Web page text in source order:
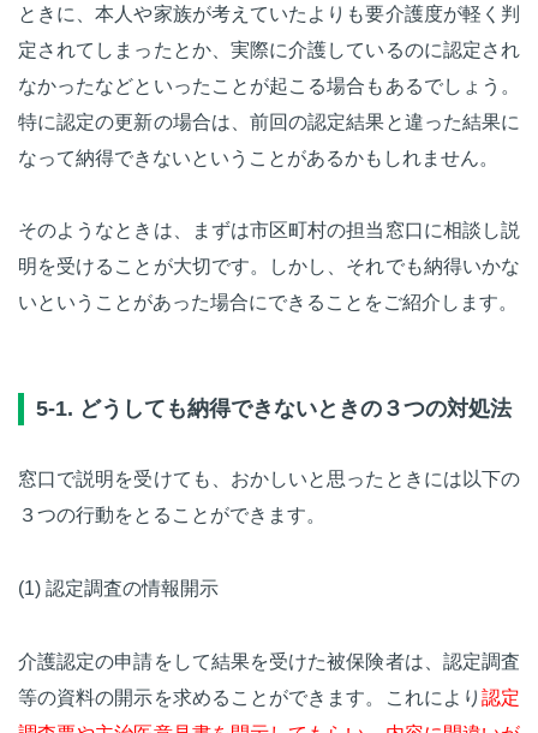
ときに、本人や家族が考えていたよりも要介護度が軽く判
定されてしまったとか、実際に介護しているのに認定され
なかったなどといったことが起こる場合もあるでしょう。
特に認定の更新の場合は、前回の認定結果と違った結果に
なって納得できないということがあるかもしれません。
そのようなときは、まずは市区町村の担当窓口に相談し説
明を受けることが大切です。しかし、それでも納得いかな
いということがあった場合にできることをご紹介します。
5-1. どうしても納得できないときの３つの対処法
窓口で説明を受けても、おかしいと思ったときには以下の
３つの行動をとることができます。
(1) 認定調査の情報開示
介護認定の申請をして結果を受けた被保険者は、認定調査
等の資料の開示を求めることができます。これにより 認定